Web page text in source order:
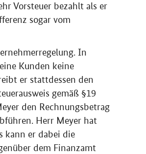
Vorsteuer bezahlt als er
sogar vom
In
Kunden keine
er stattdessen den
gemäß §19
den Rechnungsbetrag
Herr Meyer hat
kann er dabei die
dem Finanzamt